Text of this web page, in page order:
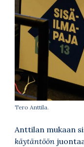
Tero Anttila.
Anttilan mukaan
käytäntöön